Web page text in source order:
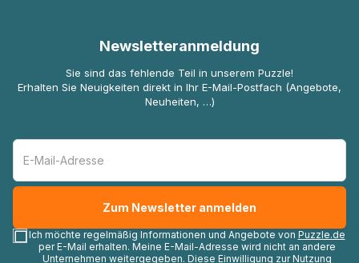
Newsletteranmeldung
Sie sind das fehlende Teil in unserem Puzzle!
Erhalten Sie Neuigkeiten direkt in Ihr E-Mail-Postfach (Angebote,
Neuheiten, …)
Ich möchte regelmäßig Informationen und Angebote von Puzzle.de
per E-Mail erhalten. Meine E-Mail-Adresse wird nicht an andere
Unternehmen weitergegeben. Diese Einwilligung zur Nutzung